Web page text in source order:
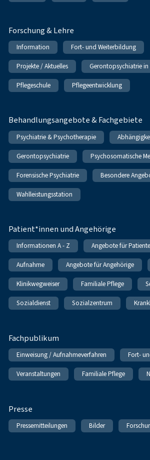
Forschung & Lehre
Information Fort- und Weiterbildung
Projekte / Aktuelles Gerontopsychiatrie
Pflegeschule Pflegeentwicklung
Behandlungsangebote & Fachgebiete
Psychiatrie & Psychotherapie
Gerontopsychiatrie Psychosomatische
Forensische Psychiatrie Besondere
Wahlleistungsstation
Patient*innen und Angehörige
Informationen A - Z Angebote für
Aufnahme Angebote für Angehörige
Klinikwegweiser Familiale Pflege
Sozialdienst Sozialzentrum
Fachpublikum
Einweisung / Aufnahmeverfahren Fort-
Veranstaltungen Familiale Pflege
Presse
Pressemitteilungen Bilder